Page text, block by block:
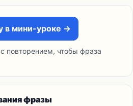
в мини-уроке →
повторением, чтобы фраза
фразы